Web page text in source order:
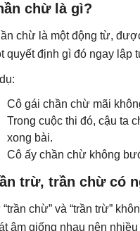
chừ là gì?
chừ là một động từ,
quyết định gì đó ngay lập
Cô gái chần chừ mãi
Trong cuộc thi đó, cậu ta
xong bài.
Cô ấy chần chừ không
trừ, trần chừ có
chừ” và “trần trừ”
âm giống nhau nên